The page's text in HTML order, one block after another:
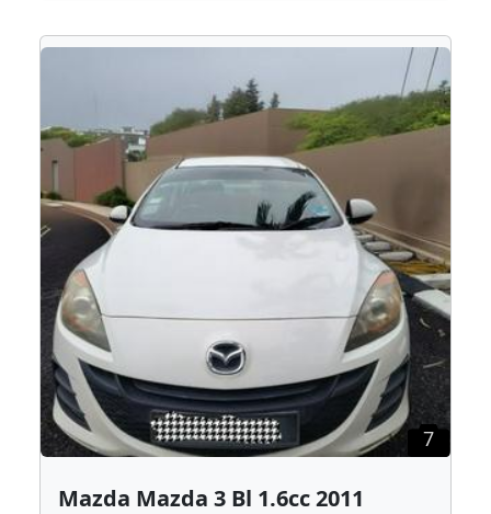
7
Mazda Mazda 3 Bl 1.6cc 2011